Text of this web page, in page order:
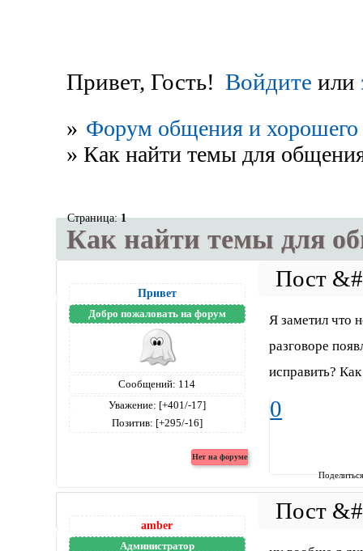
Привет, Гость! Войдите или
» Форум общения и хорошего
» Как найти темы для
Как найти темы для
Страница:1
Привет
Добро пожаловать на форум
Сообщений: 114
Уважение: [+401/-17]
Позитив: [+295/-16]
Я заметил что
разговоре
исправить?
0
amber
Администратор